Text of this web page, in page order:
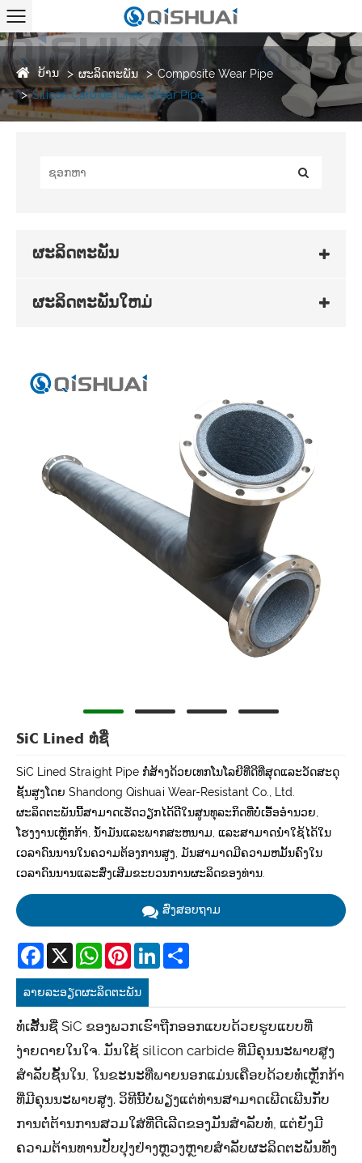
ບ້ານ ຜະລິດຕະພັນ
Composite Wear Pipe
Silicon Carbide Lined Wear Pipe
ຜະລິດຕະພັນ
ຜະລິດຕະພັນໃຫມ່
SiC Lined ທໍ່ຊື່
SiC Lined Straight Pipe ກໍ່ສ້າງດ້ວຍເທກໂນໂລຍີທີ່ດີທີ່ສຸດແລະວັດສະດຸ
ຊັ້ນສູງໂດຍ Shandong Qishuai Wear-Resistant Co., Ltd.
ຜະລິດຕະພັນນີ້ສາມາດເຮັດວຽກໄດ້ດີໃນສູນທຸລະກິດທີ່ບໍ່ເອື້ອອໍານວຍ,
ໂຮງງານເຫຼັກກ້າ, ນ້ໍາມັນແລະພາກສະຫນາມ, ແລະສາມາດນໍາໃຊ້ໄດ້ໃນ
ເວລາດົນນານໃນຄວາມຕ້ອງການສູງ, ມັນສາມາດມີຄວາມຫມັ້ນຄົງໃນ
ເວລາດົນນານແລະສົ່ງເສີມຂະບວນການຜະລິດຂອງທ່ານ.
ສົ່ງສອບຖາມ
Facebook
X WhatsAppPinterestLinkedIn
ລາຍ​ລະ​ອຽດ​ຜະ​ລິດ​ຕະ​ພັນ
ທໍ່ເສັ້ນຊື່ SiC ຂອງພວກເຮົາຖືກອອກແບບດ້ວຍຮູບແບບທີ່
ງ່າຍດາຍໃນໃຈ. ມັນໃຊ້ silicon carbide ທີ່ມີຄຸນນະພາບສູງ
ສໍາລັບຊັ້ນໃນ, ໃນຂະນະທີ່ພາຍນອກແມ່ນເຄືອບດ້ວຍທໍ່ເຫຼັກກ້າ
ທີ່ມີຄຸນນະພາບສູງ. ວິທີນີ້ບໍ່ພຽງແຕ່ທ່ານສາມາດເພີດເພີນກັບ
ການຕໍ່ຕ້ານການສວມໃສ່ທີ່ດີເລີດຂອງມັນສໍາລັບທໍ່, ແຕ່ຍັງມີ
ຄວາມຕ້ານທານປັບປຸງຢ່າງຫຼວງຫຼາຍສໍາລັບຜະລິດຕະພັນທັງ